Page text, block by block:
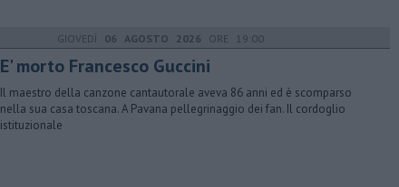
GIOVEDÌ 06 AGOSTO 2026 ORE 19:00
E' morto Francesco Guccini
Il maestro della canzone cantautorale aveva 86 anni ed è scomparso
nella sua casa toscana. A Pavana pellegrinaggio dei fan. Il cordoglio
istituzionale